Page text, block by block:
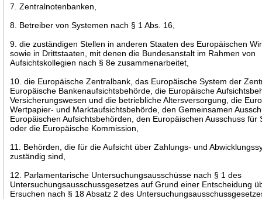
7. Zentralnotenbanken,
8. Betreiber von Systemen nach § 1 Abs. 16,
9. die zuständigen Stellen in anderen Staaten des Europäischen
sowie in Drittstaaten, mit denen die Bundesanstalt im Rahmen von
Aufsichtskollegien nach § 8e zusammenarbeitet,
10. die Europäische Zentralbank, das Europäische System der
Europäische Bankenaufsichtsbehörde, die Europäische
Versicherungswesen und die betriebliche Altersversorgung, die
Wertpapier- und Marktaufsichtsbehörde, den Gemeinsamen
Europäischen Aufsichtsbehörden, den Europäischen Ausschuss für
oder die Europäische Kommission,
11. Behörden, die für die Aufsicht über Zahlungs- und
zuständig sind,
12. Parlamentarische Untersuchungsausschüsse nach § 1 des
Untersuchungsausschussgesetzes auf Grund einer Entscheidung
Ersuchen nach § 18 Absatz 2 des